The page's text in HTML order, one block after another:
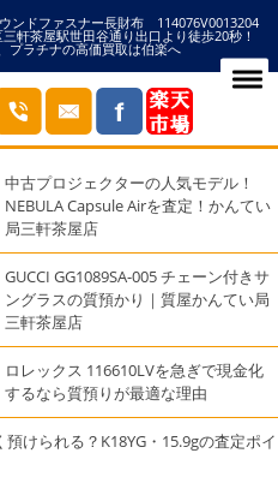
ンドファスナー長財布 114076V0013204
茶屋駅世田谷通り出口より徒歩20秒！
プラチナの高価買取は伯楽へ
最近の投稿
中古プロジェクターの人気モデル！
NEBULA Capsule Airを査定！かんてい
局三軒茶屋店
GUCCI GG1089SA-005 チェーン付きサ
ングラスの質預かり｜質屋かんてい局
三軒茶屋店
ロレックス 116610LVを急ぎで現金化
するなら質預りが最適な理由
けられる？K18YG・15.9gの査定ポイ